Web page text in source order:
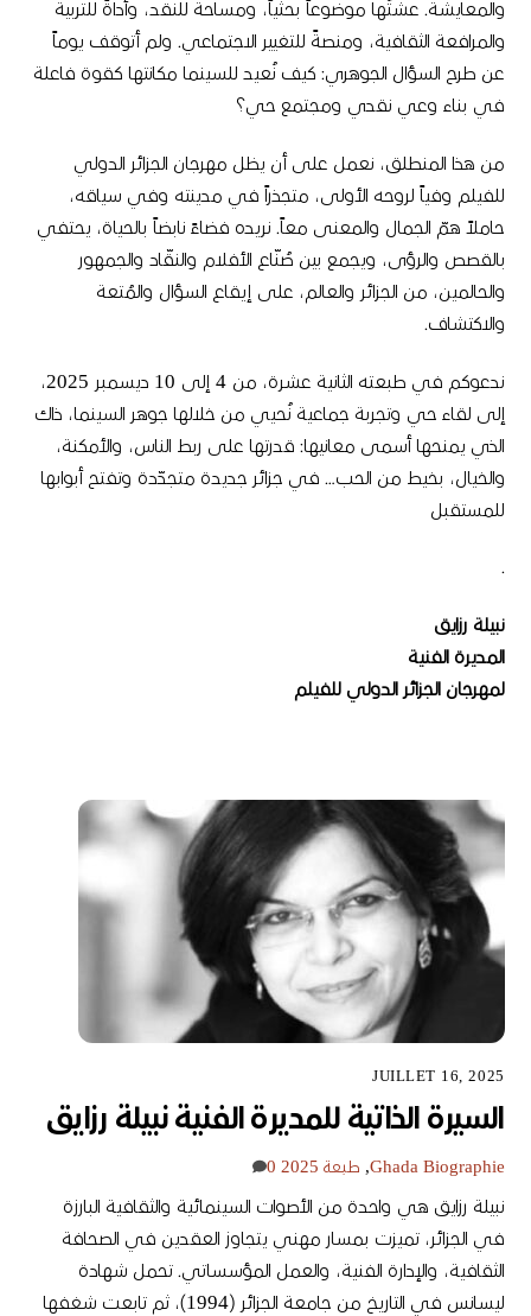
والمعايشة. عشتُها موضوعاً بحثياً، ومساحةً للنقد، وأداةً للتربية
والمرافعة الثقافية، ومنصةً للتغيير الاجتماعي. ولم أتوقف يوماً
عن طرح السؤال الجوهري: كيف نُعيد للسينما مكانتها كقوة فاعلة
في بناء وعي نقدي ومجتمع حي؟
من هذا المنطلق، نعمل على أن يظل مهرجان الجزائر الدولي
للفيلم وفياً لروحه الأولى، متجذراً في مدينته وفي سياقه،
حاملاً همّ الجمال والمعنى معاً. نريده فضاءً نابضاً بالحياة، يحتفي
بالقصص والرؤى، ويجمع بين صُنّاع الأفلام والنقّاد والجمهور
والحالمين، من الجزائر والعالم، على إيقاع السؤال والمُتعة
والاكتشاف.
ندعوكم في طبعته الثانية عشرة، من 4 إلى ديسمبر
،
إلى لقاء حي وتجربة جماعية نُحيي من خلالها جوهر السينما، ذاك
الذي يمنحها أسمى معانيها: قدرتها على ربط الناس، والأمكنة،
والخيال، بخيط من الحب… في جزائر جديدة متجدّدة وتفتح أبوابها
للمستقبل
.
نبيلة رزايق
المديرة الفنية
لمهرجان الجزائر الدولي للفيلم
JUILLET 16, 2025
السيرة الذاتية للمديرة الفنية نبيلة رزايق
Ghada Biographie
, طبعة 2025 0
نبيلة رزايق هي واحدة من الأصوات السينمائية والثقافية البارزة
في الجزائر، تميزت بمسار مهني يتجاوز العقدين في الصحافة
الثقافية، والإدارة الفنية، والعمل المؤسساتي.تحمل شهادة
ليسانس في التاريخ من جامعة الجزائر (1994)
، ثم تابعت شغفها